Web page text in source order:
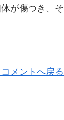
が傷つき、そ
メントへ戻る